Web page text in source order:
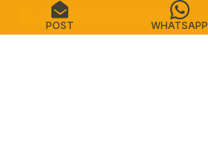
Tel.: +86-571-87155512
POST WHATSAPP